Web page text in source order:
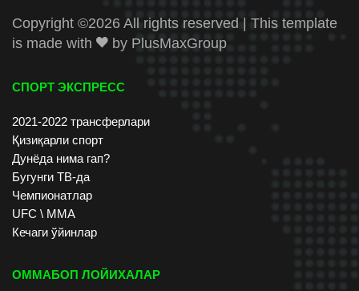
Copyright ©2026 All rights reserved | This template
is made with
by PlusMaxGroup
СПОРТ ЭКСПРЕСС
2021-2022 трансферлари
Қизиқарли спорт
Дунёда нима гап?
Бугунги ТВ-да
Чемпионатлар
UFC \ ММА
Кечаги ўйинлар
ОММАБОП ЛОЙИХАЛАР